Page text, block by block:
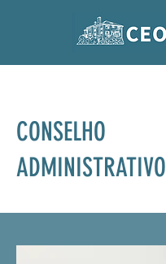
CONSELHO
ADMINISTRATIVO